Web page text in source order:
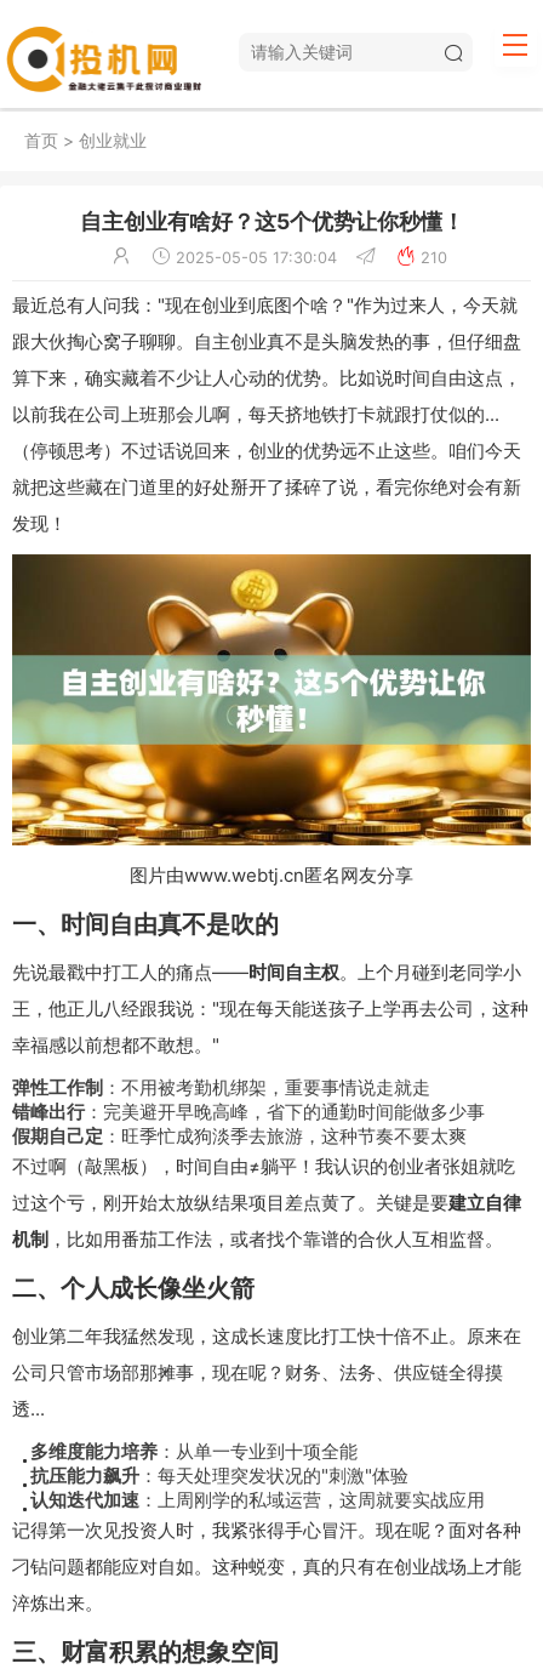
首页 > 创业就业
自主创业有啥好？这5个优势让你秒懂！
2025-05-05 17:30:04 210
最近总有人问我："现在创业到底图个啥？"作为过来人，今天就
跟大伙掏心窝子聊聊。自主创业真不是头脑发热的事，但仔细盘
算下来，确实藏着不少让人心动的优势。比如说时间自由这点，
以前我在公司上班那会儿啊，每天挤地铁打卡就跟打仗似的...
（停顿思考）不过话说回来，创业的优势远不止这些。咱们今天
就把这些藏在门道里的好处掰开了揉碎了说，看完你绝对会有新
发现！
图片由www.webtj.cn匿名网友分享
一、时间自由真不是吹的
先说最戳中打工人的痛点——时间自主权。上个月碰到老同学小
王，他正儿八经跟我说："现在每天能送孩子上学再去公司，这种
幸福感以前想都不敢想。"
弹性工作制 ：不用被考勤机绑架，重要事情说走就走
错峰出行：完美避开早晚高峰，省下的通勤时间能做多少事
假期自己定 ：旺季忙成狗淡季去旅游，这种节奏不要太爽
不过啊（敲黑板），时间自由≠躺平！我认识的创业者张姐就吃
过这个亏，刚开始太放纵结果项目差点黄了。关键是要建立自律
机制 ，比如用番茄工作法，或者找个靠谱的合伙人互相监督。
二、个人成长像坐火箭
创业第二年我猛然发现，这成长速度比打工快十倍不止。原来在
公司只管市场部那摊事，现在呢？财务、法务、供应链全得摸
透...
多维度能力培养 ：从单一专业到十项全能
抗压能力飙升 ：每天处理突发状况的"刺激"体验
认知迭代加速 ：上周刚学的私域运营，这周就要实战应用
记得第一次见投资人时，我紧张得手心冒汗。现在呢？面对各种
刁钻问题都能应对自如。这种蜕变，真的只有在创业战场上才能
淬炼出来。
三、财富积累的想象空间